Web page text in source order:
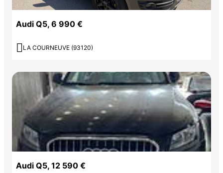
Audi Q5, 6 990 €
 LA COURNEUVE (93120)
Audi Q5, 12 590 €